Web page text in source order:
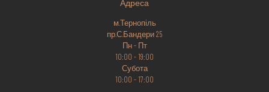
Адреса
м.Тернопіль
пр.С.Бандери 25
Пн - Пт
10:00 - 19:00
Субота
10:00 - 17:00